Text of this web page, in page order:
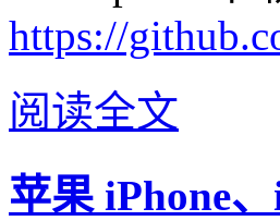
https://
阅读全文
苹果 iPhone